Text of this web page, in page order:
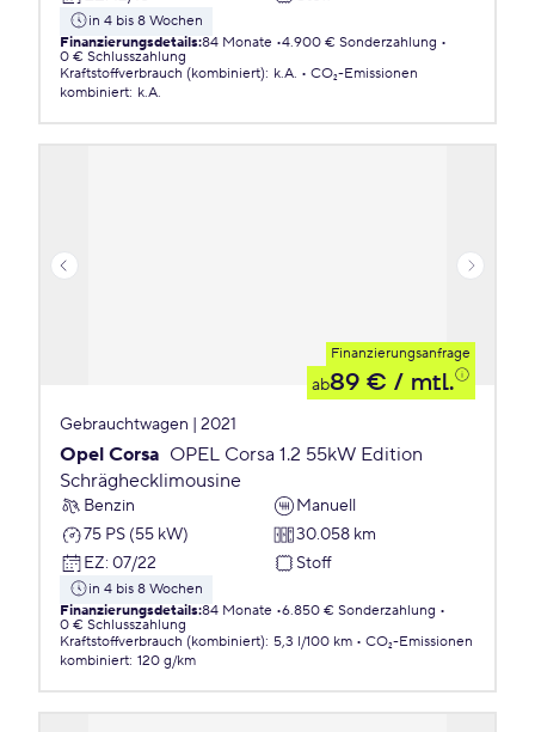
in 4 bis 8 Wochen
Finanzierungsdetails:84 Monate 4.900 € Sonderzahlung
0 € Schlusszahlung
Kraftstoffverbrauch (kombiniert): k.A.
CO₂-Emissionen
kombiniert: k.A.
Finanzierungsanfrage
ab89 € / mtl.
Gebrauchtwagen | 2021
Opel Corsa OPEL Corsa 1.2 55kW Edition
Schräghecklimousine
Benzin
Manuell
75 PS (55 kW)
30.058 km
EZ: 07/22 Stoff
in 4 bis 8 Wochen
Finanzierungsdetails:84 Monate 6.850 € Sonderzahlung
0 € Schlusszahlung
Kraftstoffverbrauch (kombiniert): 5,3 l/100 km
CO₂-Emissionen
kombiniert: 120 g/km